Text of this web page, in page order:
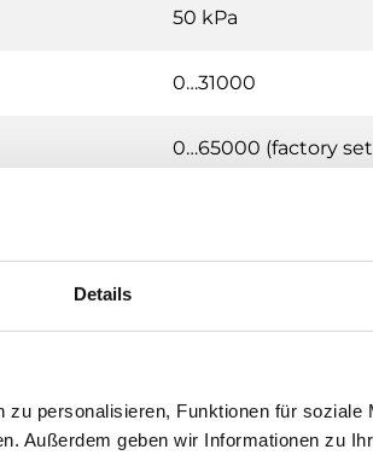
Details
personalisieren, Funktionen für soziale
Außerdem geben wir Informationen zu
50 kPa
0…31000
0…65000 (factory
mit